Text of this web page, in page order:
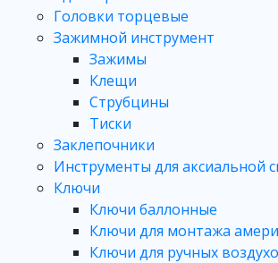
Головки торцевые
Зажимной инструмент
Зажимы
Клещи
Струбцины
Тиски
Заклепочники
Инструменты для аксиальной
Ключи
Ключи баллонные
Ключи для монтажа
Ключи для ручных